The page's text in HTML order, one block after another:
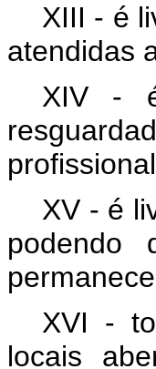
XIII - é
atendidas
XIV -
XV - é
podendo
XVI -
locais